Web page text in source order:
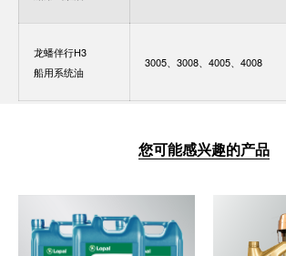
龙蟠伴行H3
船用系统油
3005、3008、4005、4008
您可能感兴趣的产品